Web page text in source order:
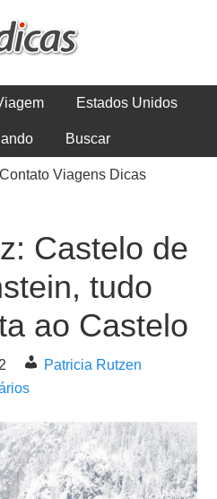
Estados Unidos
Buscar
Contato Viagens Dicas
Castelo de
tudo
ao Castelo
Patricia Rutzen